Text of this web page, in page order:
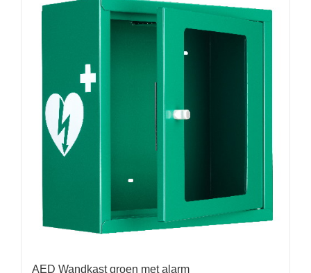
AED Wandkast groen met alarm